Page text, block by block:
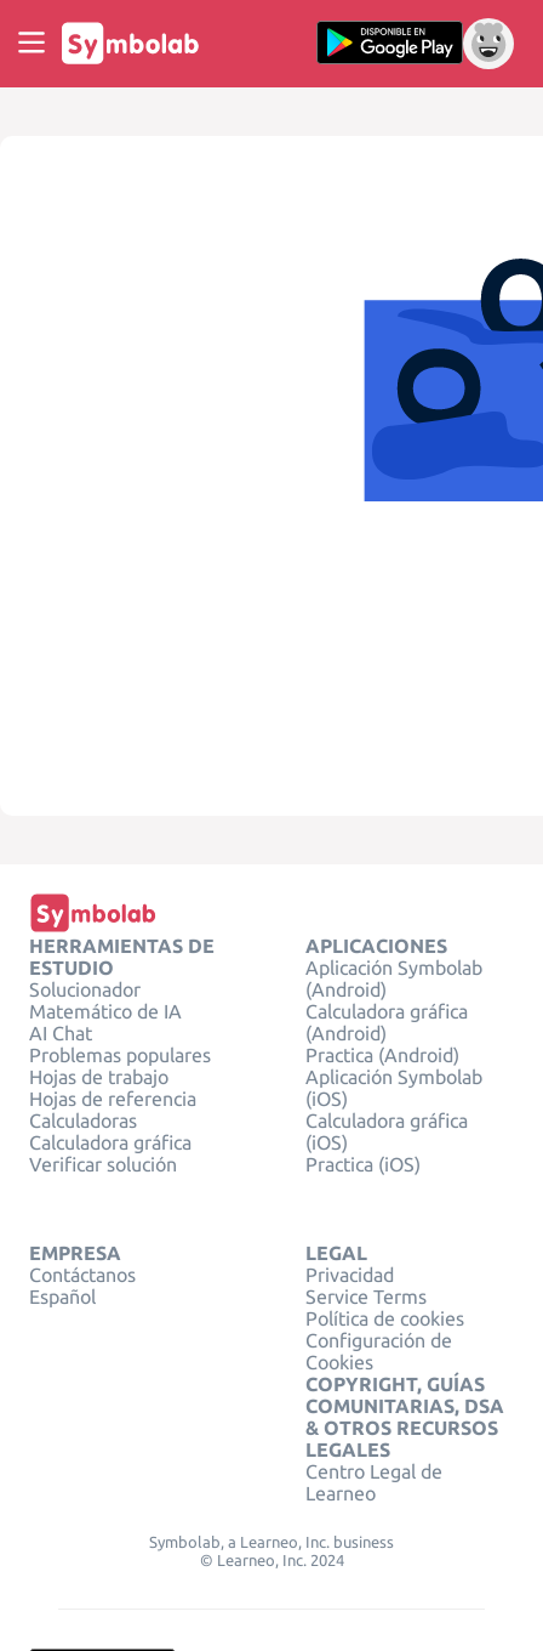
HERRAMIENTAS DE
ESTUDIO
Solucionador
Matemático de IA
AI Chat
Problemas populares
Hojas de trabajo
Hojas de referencia
Calculadoras
Calculadora gráfica
Verificar solución
APLICACIONES
Aplicación Symbolab
(Android)
Calculadora gráfica
(Android)
Practica (Android)
Aplicación Symbolab
(iOS)
Calculadora gráfica
(iOS)
Practica (iOS)
EMPRESA
Contáctanos
Español
LEGAL
Privacidad
Service Terms
Política de cookies
Configuración de
Cookies
COPYRIGHT, GUÍAS
COMUNITARIAS, DSA
& OTROS RECURSOS
LEGALES
Centro Legal de
Learneo
Symbolab, a Learneo, Inc. business
© Learneo, Inc. 2024